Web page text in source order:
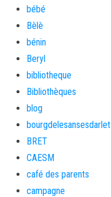
bébé
Bèlè
bénin
Beryl
bibliotheque
Bibliothèques
blog
bourgdelesansesdarlet
BRET
CAESM
café des parents
campagne